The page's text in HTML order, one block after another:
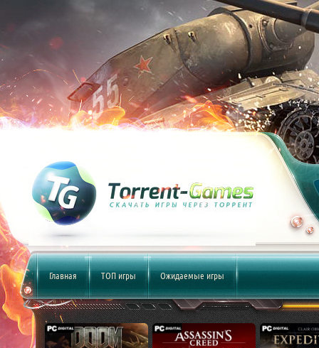
Главная ТОП игры Ожидаемые игры